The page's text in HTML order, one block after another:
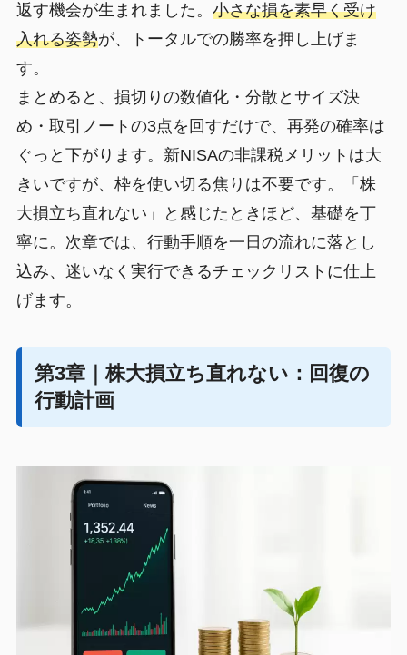
返す機会が生まれました。 小さな損を素早く受け
入れる姿勢が、トータルでの勝率を押し上げま
す。
まとめると、損切りの数値化・分散とサイズ決
め・取引ノートの3点を回すだけで、再発の確率は
ぐっと下がります。新NISAの非課税メリットは大
きいですが、枠を使い切る焦りは不要です。
「株
大損立ち直れない」
と感じたときほど、基礎を丁
寧に。次章では、行動手順を一日の流れに落とし
込み、迷いなく実行できるチェックリストに仕上
げます。
第3章｜株大損立ち直れない：回復の
行動計画